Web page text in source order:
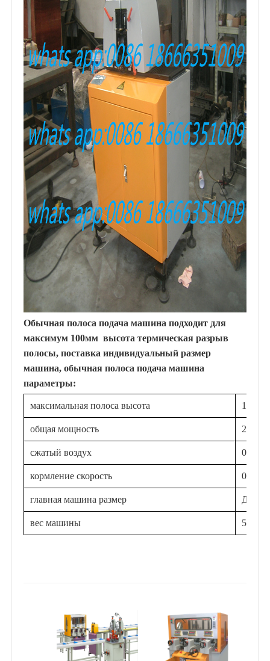
Обычная полоса подача машина подходит для
максимум 100мм высота термическая разрыв
полосы, поставка индивидуальный размер
машина, обычная полоса подача машина
параметры:
максимальная полоса высота 100 мм
общая мощность 2,2
сжатый воздух
кормление скорость
главная машина размер Д
вес машины 530 кг